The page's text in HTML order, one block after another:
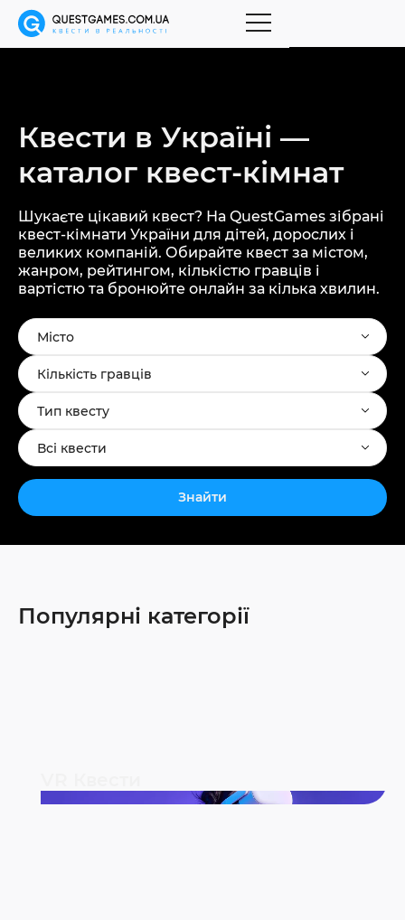
Квести в Україні —
каталог квест-кімнат
Шукаєте цікавий квест? На QuestGames зібрані
квест-кімнати України для дітей, дорослих і
великих компаній. Обирайте квест за містом,
жанром, рейтингом, кількістю гравців і
вартістю та бронюйте онлайн за кілька хвилин.
Місто
Кількість гравців
Тип квесту
Всі квести
Знайти
Популярні категорії